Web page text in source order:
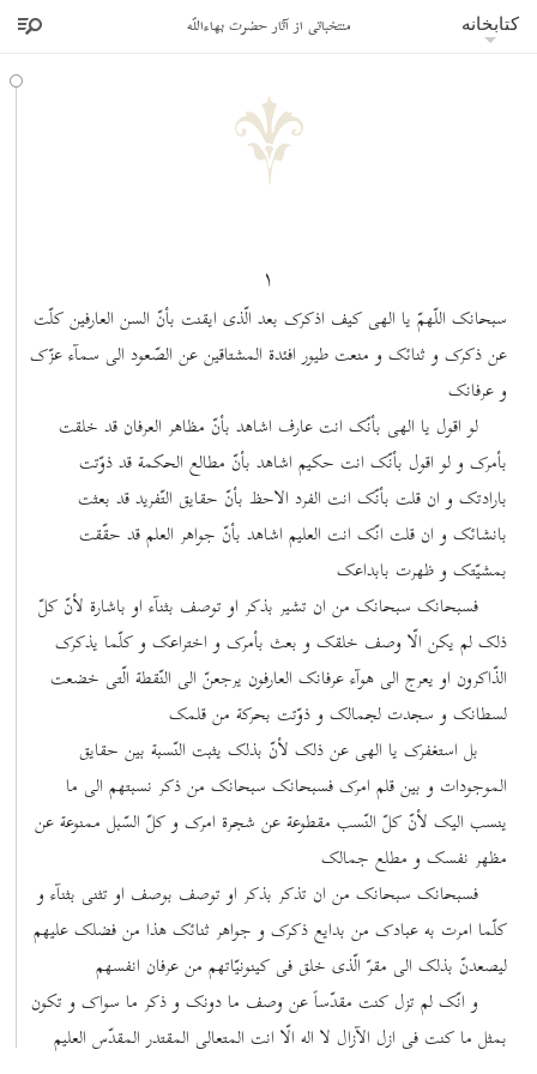
کتابخانه منتخباتی از آثار حضرت بهاءاللّه
۱
سبحانک اللّهمّ یا الهی کیف اذکرک بعد الّذی ایقنت بأنّ السن العارفین کلّت
عن ذکرک و ثنائک و منعت طیور افئدة المشتاقین عن الصّعود الی سمآء عزّک
و عرفانک
لو اقول یا الهی بأنّک انت عارف اشاهد بأنّ مظاهر العرفان قد خلقت
بأمرک و لو اقول بأنّک انت حکیم اشاهد بأنّ مطالع الحکمة قد ذوّتت
بارادتک و ان قلت بأنّک انت الفرد الاحظ بأنّ حقایق التّفرید قد بعثت
بانشائک و ان قلت انّک انت العلیم اشاهد بأنّ جواهر العلم قد حقّقت
بمشیّتک و ظهرت بابداعک
فسبحانک سبحانک من ان تشیر بذکر او توصف بثنآء او باشارة لأنّ کلّ
ذلک لم یکن الّا وصف خلقک و بعث بأمرک و اختراعک و کلّما یذکرک
الذّاکرون او یعرج الی هوآء عرفانک العارفون یرجعنّ الی النّقطة الّتی خضعت
لسطانک و سجدت لجمالک و ذوّتت بحرکة من قلمک
بل استغفرک یا الهی عن ذلک لأنّ بذلک یثبت النّسبة بین حقایق
الموجودات و بین قلم امرک فسبحانک سبحانک من ذکر نسبتهم الی ما
ینسب الیک لأنّ کلّ النّسب مقطوعة عن شجرة امرک و کلّ السّبل ممنوعة عن
مظهر نفسک و مطلع جمالک
فسبحانک سبحانک من ان تذکر بذکر او توصف بوصف او تثنی بثنآء و
کلّما امرت به عبادک من بدایع ذکرک و جواهر ثنائک هذا من فضلک علیهم
لیصعدنّ بذلک الی مقرّ الّذی خلق فی کینونیّاتهم من عرفان انفسهم
و انّک لم تزل کنت مقدّساً عن وصف ما دونک و ذکر ما سواک و تکون
بمثل ما کنت فی ازل الآزال لا اله الّا انت المتعالی المقتدر المقدّس العلیم